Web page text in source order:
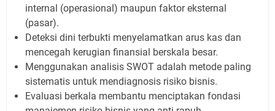
internal (operasional) maupun faktor eksternal
(pasar).
Deteksi dini terbukti menyelamatkan arus kas dan
mencegah kerugian finansial berskala besar.
Menggunakan analisis SWOT adalah metode paling
sistematis untuk mendiagnosis risiko bisnis.
Evaluasi berkala membantu menciptakan fondasi